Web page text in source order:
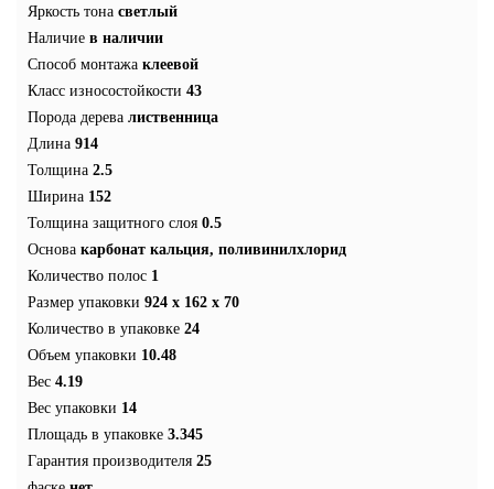
Яркость тона светлый
Наличие в наличии
Способ монтажа клеевой
Класс износостойкости 43
Порода дерева лиственница
Длина 914
Толщина 2.5
Ширина 152
Толщина защитного слоя 0.5
Основа карбонат кальция, поливинилхлорид
Количество полос 1
Размер упаковки 924 х 162 х 70
Количество в упаковке 24
Объем упаковки 10.48
Вес 4.19
Вес упаковки 14
Площадь в упаковке 3.345
Гарантия производителя 25